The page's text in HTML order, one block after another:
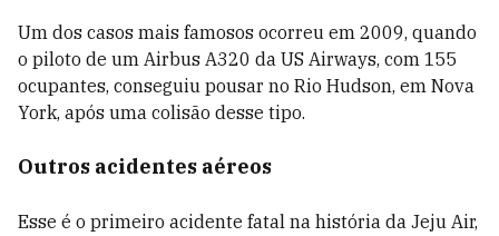
Um dos casos mais famosos ocorreu em 2009, quando
o piloto de um Airbus A320 da US Airways, com 155
ocupantes, conseguiu pousar no Rio Hudson, em Nova
York, após uma colisão desse tipo.
Outros acidentes aéreos
Esse é o primeiro acidente fatal na história da Jeju Air,